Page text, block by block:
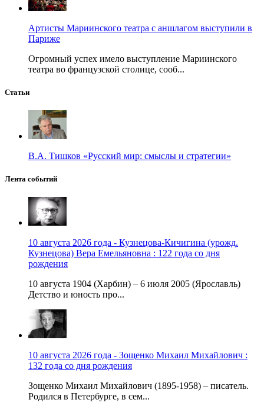
Артисты Мариинского театра с аншлагом выступили в
Париже
Огромный успех имело выступление Мариинского
театра во французской столице, сооб...
Статьи
В.А. Тишков «Русский мир: смыслы и стратегии»
Лента событий
10 августа 2026 года - Кузнецова-Кичигина (урожд.
Кузнецова) Вера Емельяновна : 122 года со дня
рождения
10 августа 1904 (Харбин) – 6 июля 2005 (Ярославль)
Детство и юность про...
10 августа 2026 года - Зощенко Михаил Михайлович :
132 года со дня рождения
Зощенко Михаил Михайлович (1895-1958) – писатель.
Родился в Петербурге, в сем...